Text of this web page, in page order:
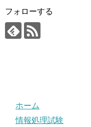
フォローする
ホーム
情報処理試験